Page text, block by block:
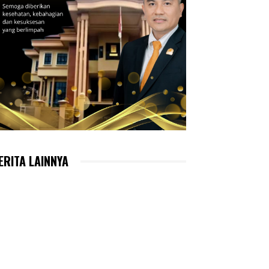
LAINNYA